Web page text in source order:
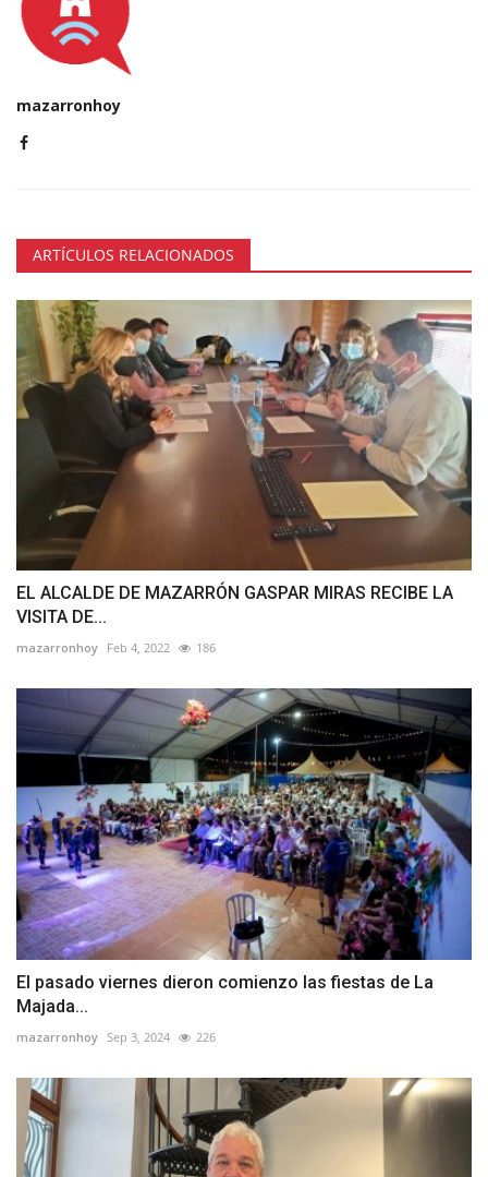
mazarronhoy
ARTÍCULOS RELACIONADOS
EL ALCALDE DE MAZARRÓN GASPAR MIRAS RECIBE LA
VISITA DE...
mazarronhoy Feb 4, 2022 186
El pasado viernes dieron comienzo las fiestas de La
Majada...
mazarronhoy Sep 3, 2024 226